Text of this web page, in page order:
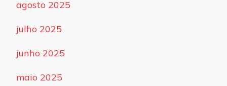
agosto 2025
julho 2025
junho 2025
maio 2025